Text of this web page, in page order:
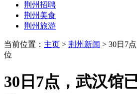
荆州招聘
荆州美食
荆州旅游
当前位置： 主页 > 荆州新闻 > 30日7
位
30日7点，武汉馆